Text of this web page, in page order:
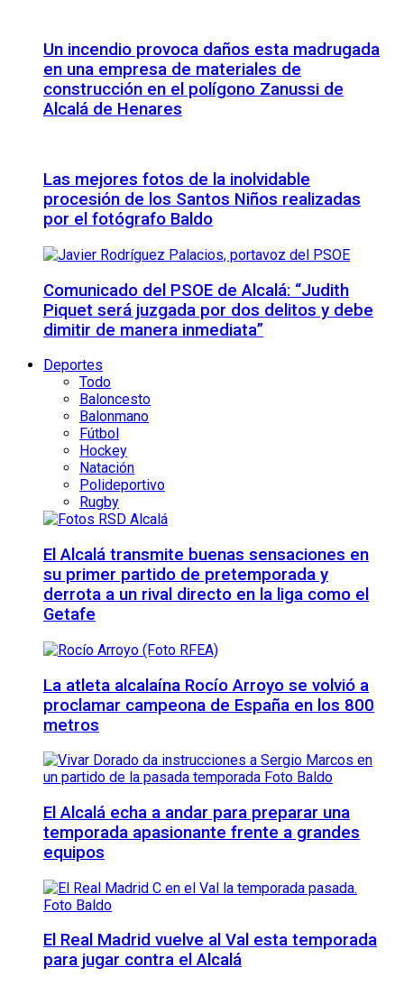
Un incendio provoca daños esta madrugada
en una empresa de materiales de
construcción en el polígono Zanussi de
Alcalá de Henares
Las mejores fotos de la inolvidable
procesión de los Santos Niños realizadas
por el fotógrafo Baldo
Comunicado del PSOE de Alcalá: “Judith
Piquet será juzgada por dos delitos y debe
dimitir de manera inmediata”
Deportes
Todo
Baloncesto
Balonmano
Fútbol
Hockey
Natación
Polideportivo
Rugby
El Alcalá transmite buenas sensaciones en
su primer partido de pretemporada y
derrota a un rival directo en la liga como el
Getafe
La atleta alcalaína Rocío Arroyo se volvió a
proclamar campeona de España en los 800
metros
El Alcalá echa a andar para preparar una
temporada apasionante frente a grandes
equipos
El Real Madrid vuelve al Val esta temporada
para jugar contra el Alcalá